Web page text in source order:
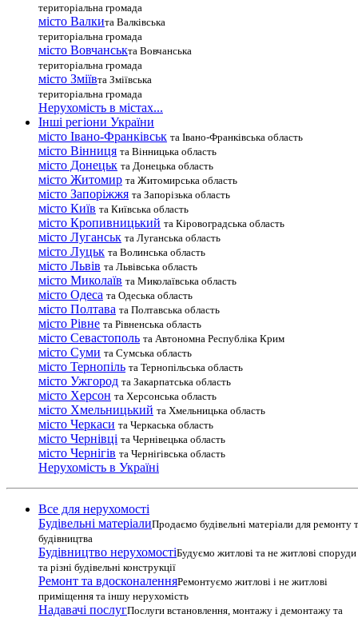
територіальна громада
місто Валкита Валківська
територіальна громада
місто Вовчанськта Вовчанська
територіальна громада
місто Зміївта Зміївська
територіальна громада
Нерухомість в містах...
Інші регіони України
місто Івано-Франківськ та Івано-Франківська область
місто Вінниця та Вінницька область
місто Донецьк та Донецька область
місто Житомир та Житомирська область
місто Запоріжжя та Запорізька область
місто Київ та Київська область
місто Кропивницький та Кіровоградська область
місто Луганськ та Луганська область
місто Луцьк та Волинська область
місто Львів та Львівська область
місто Миколаїв та Миколаївська область
місто Одеса та Одеська область
місто Полтава та Полтавська область
місто Рівне та Рівненська область
місто Севастополь та Автономна Республіка Крим
місто Суми та Сумська область
місто Тернопіль та Тернопільська область
місто Ужгород та Закарпатська область
місто Херсон та Херсонська область
місто Хмельницький та Хмельницька область
місто Черкаси та Черкаська область
місто Чернівці та Чернівецька область
місто Чернігів та Чернігівська область
Нерухомість в Україні
Все для нерухомості
Будівельні матеріалиПродаємо будівельні матеріали для ремонту
будівництва
Будівництво нерухомостіБудуємо житлові та не житлові споруди
та різні будівельні конструкції
Ремонт та вдосконаленняРемонтуємо житлові і не житлові
приміщення та іншу нерухомість
Надавачі послугПослуги встановлення, монтажу і демонтажу та